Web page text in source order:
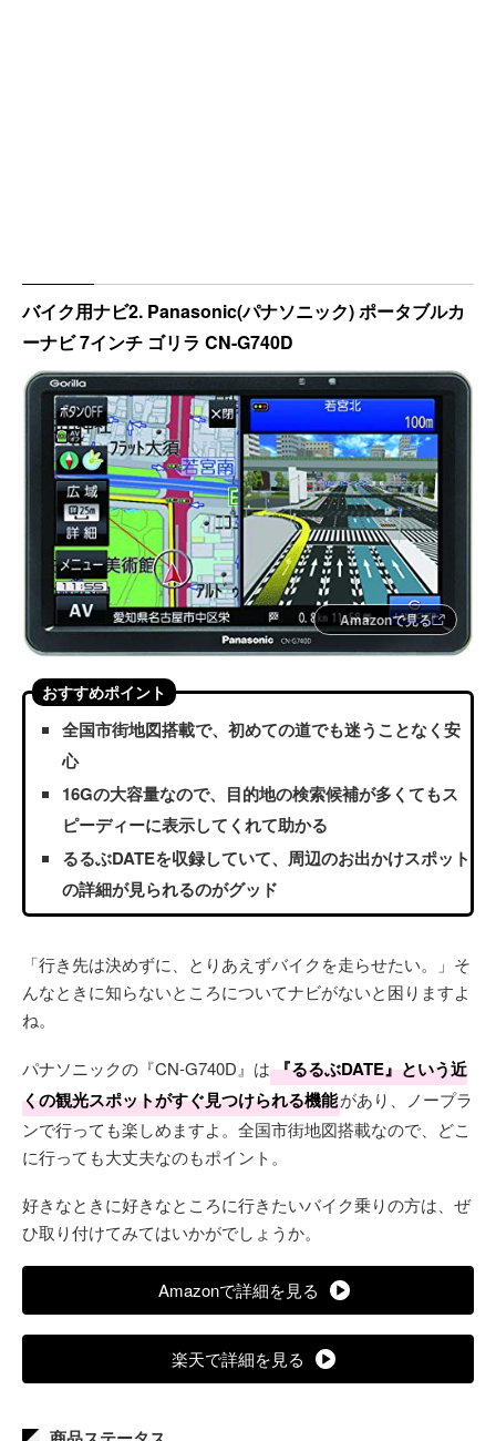
バイク用ナビ2. Panasonic(パナソニック) ポータブルカ
ーナビ 7インチ ゴリラ CN-G740D
Amazonで見る
おすすめポイント
全国市街地図搭載で、初めての道でも迷うことなく安
心
16Gの大容量なので、目的地の検索候補が多くてもス
ピーディーに表示してくれて助かる
るるぶDATEを収録していて、周辺のお出かけスポット
の詳細が見られるのがグッド
「行き先は決めずに、とりあえずバイクを走らせたい。」そ
んなときに知らないところについてナビがないと困りますよ
ね。
パナソニックの『CN-G740D』は 『るるぶDATE』という近
くの観光スポットがすぐ見つけられる機能があり、ノープラ
ンで行っても楽しめますよ。全国市街地図搭載なので、どこ
に行っても大丈夫なのもポイント。
好きなときに好きなところに行きたいバイク乗りの方は、ぜ
ひ取り付けてみてはいかがでしょうか。
Amazonで詳細を見る
楽天で詳細を見る